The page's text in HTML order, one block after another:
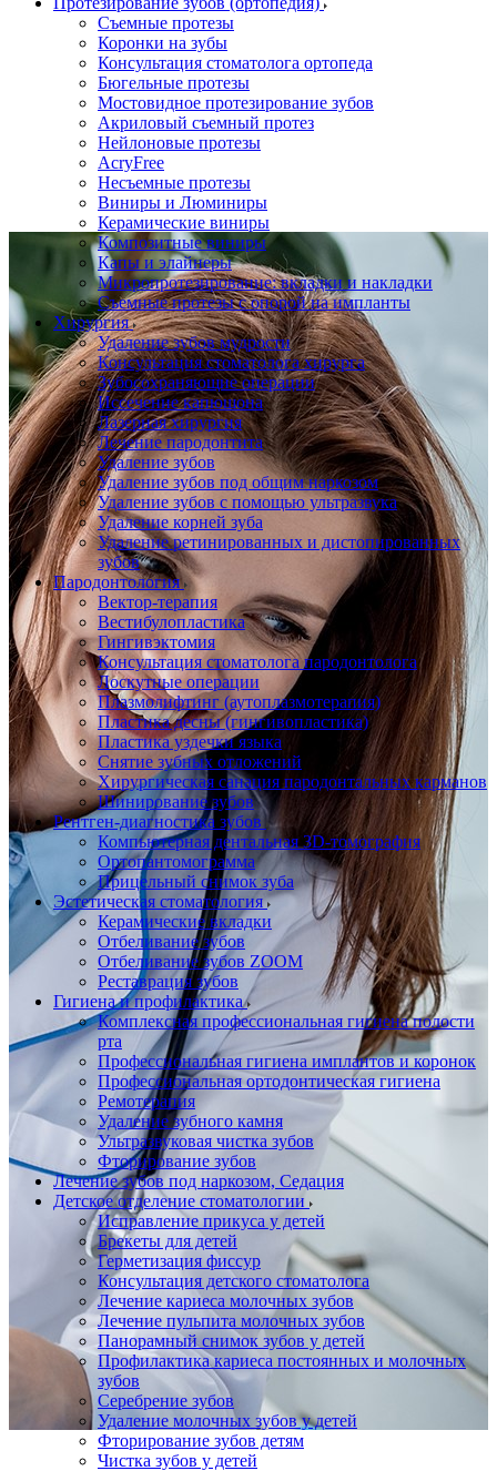
Съемные протезы
Коронки на зубы
Консультация стоматолога ортопеда
Бюгельные протезы
Мостовидное протезирование зубов
Акриловый съемный протез
Нейлоновые протезы
AcryFree
Несъемные протезы
Виниры и Люминиры
Керамические виниры
Композитные виниры
Капы и элайнеры
Микропротезирование: вкладки и накладки
Съемные протезы с опорой на импланты
Хирургия
Удаление зубов мудрости
Консультация стоматолога хирурга
Зубосохраняющие операции
Иссечение капюшона
Лазерная хирургия
Лечение пародонтита
Удаление зубов
Удаление зубов под общим наркозом
Удаление зубов с помощью ультразвука
Удаление корней зуба
Удаление ретинированных и дистопированных
зубов
Пародонтология
Вектор-терапия
Вестибулопластика
Гингивэктомия
Консультация стоматолога пародонтолога
Лоскутные операции
Плазмолифтинг (аутоплазмотерапия)
Пластика десны (гингивопластика)
Пластика уздечки языка
Снятие зубных отложений
Хирургическая санация пародонтальных карманов
Шинирование зубов
Рентген-диагностика зубов
Компьютерная дентальная 3D-томография
Ортопантомограмма
Прицельный снимок зуба
Эстетическая стоматология
Керамические вкладки
Отбеливание зубов
Отбеливание зубов ZOOM
Реставрация зубов
Гигиена и профилактика
Комплексная профессиональная гигиена полости
рта
Профессиональная гигиена имплантов и коронок
Профессиональная ортодонтическая гигиена
Ремотерапия
Удаление зубного камня
Ультразвуковая чистка зубов
Фторирование зубов
Лечение зубов под наркозом, Седация
Детское отделение стоматологии
Исправление прикуса у детей
Брекеты для детей
Герметизация фиссур
Консультация детского стоматолога
Лечение кариеса молочных зубов
Лечение пульпита молочных зубов
Панорамный снимок зубов у детей
Профилактика кариеса постоянных и молочных
зубов
Серебрение зубов
Удаление молочных зубов у детей
Фторирование зубов детям
Чистка зубов у детей